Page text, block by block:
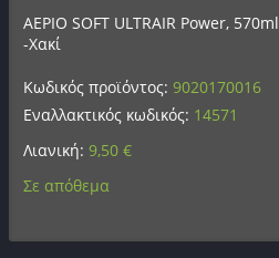
ΑΕΡΙΟ SOFT ULTRAIR Power, 570ml
-Χακί
Κωδικός προϊόντος: 9020170016
Εναλλακτικός κωδικός: 14571
Λιανική: 9,50 €
Σε απόθεμα